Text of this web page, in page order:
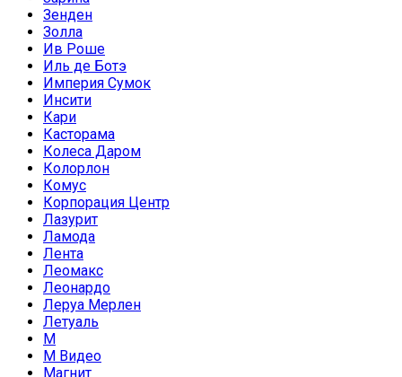
Зенден
Золла
Ив Роше
Иль де Ботэ
Империя Сумок
Инсити
Кари
Касторама
Колеса Даром
Колорлон
Комус
Корпорация Центр
Лазурит
Ламода
Лента
Леомакс
Леонардо
Леруа Мерлен
Летуаль
М
М Видео
Магнит